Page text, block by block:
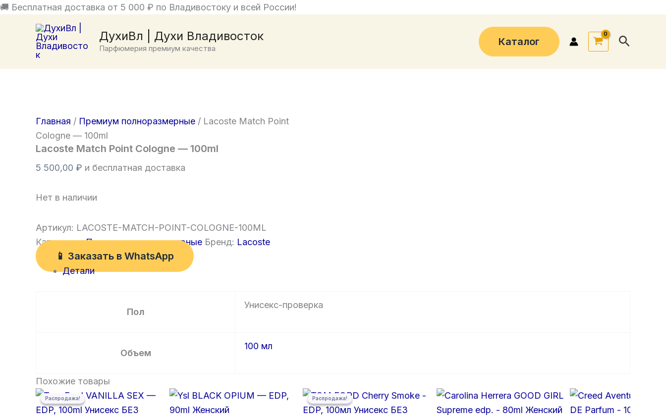
🚚 Бесплатная доставка от 5 000 ₽ по Владивостоку и всей России!
Перейти
содержимому
ДухиВл | Духи Владивосток
Парфюмерия премиум качества
Каталог Поиск
Главная / Премиум полноразмерные / Lacoste Match Point
Cologne — 100ml
Lacoste Match Point Cologne — 100ml
5 500,00 ₽ и бесплатная доставка
Нет в наличии
Артикул: LACOSTE-MATCH-POINT-COLOGNE-100ML
Категория:Премиум полноразмерные Бренд: Lacoste
📱 Заказать в WhatsApp
Детали
Пол
Унисекс-проверка
Объем
100 мл
Похожие товары
Распродажа!
Распродажа!
Первоначальная
цена
составляла
Текущая
цена:
5
Распродажа!
Распродажа!
Первоначальная
цена
составляла
Текущая
цена:
5